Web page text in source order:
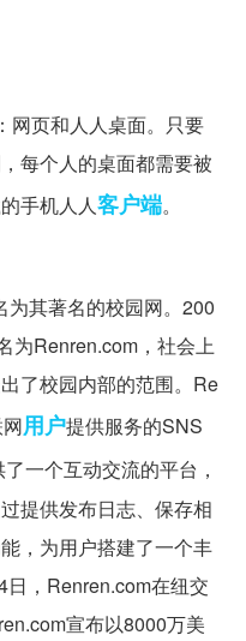
网页和人人桌面。只要
每个人的桌面都需要被
手机人人客户端。
其著名的校园网。200
为Renren.com，社会上
了校园内部的范围。Re
用户提供服务的SNS
一个互动交流的平台，
提供发布日志、保存相
，为用户搭建了一个丰
，Renren.com在纽交
宣布以8000万美